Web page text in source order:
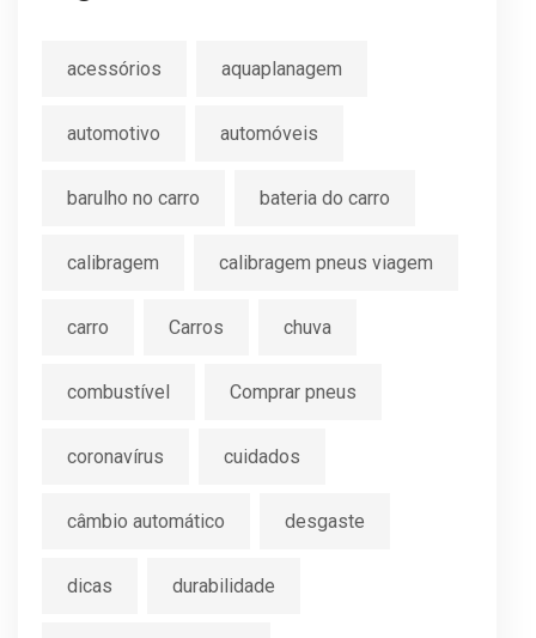
acessórios aquaplanagem
automotivo automóveis
barulho no carro bateria do carro
calibragem calibragem pneus viagem
carro Carros chuva
combustível Comprar pneus
coronavírus cuidados
câmbio automático desgaste
dicas durabilidade